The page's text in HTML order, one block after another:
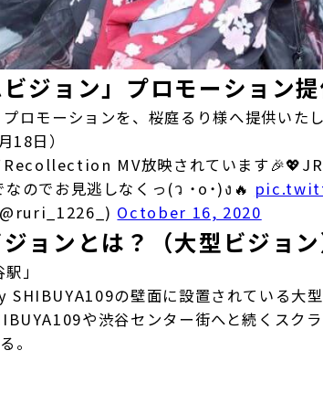
ジョン」プロモーション提
ロモーションを、桜庭るり様へ提供いたし
18日）
MV放映されています🎉💖JR
のでお見逃しなくっ(ว ˙o˙)ง🔥
October 16, 2020
ョンとは？（大型ビジョン
」
の壁面に設置されている大型
や渋谷センター街へと続くスク
。